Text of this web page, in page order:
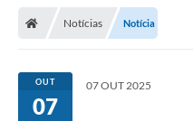
Notícias Notícia
OUT
07
07 OUT 2025